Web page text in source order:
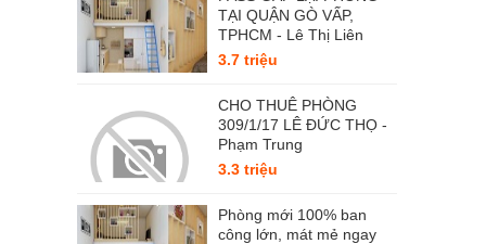
TẠI QUẬN GÒ VẤP,
TPHCM - Lê Thị Liên
3.7 triệu
CHO THUÊ PHÒNG
309/1/17 LÊ ĐỨC THỌ -
Phạm Trung
3.3 triệu
Phòng mới 100% ban
công lớn, mát mẻ ngay